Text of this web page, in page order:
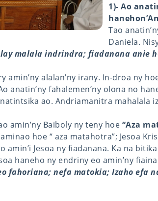
1)- Ao
Tao
Daniela.
malala indrindra; fiadanana anie
amin’ny alalan’ny irany. In-droa ny
anatin’ny fahalemen’ny olona no
ao. Andriamanitra mahalala
amin’ny Baiboly ny teny hoe “Aza
hoe “ aza matahotra”; Jesoa
amin’i Jesoa ny fiadanana. Ka na
haneho ny endriny eo amin’ny
fahoriana; nefa matokia; Izaho efa